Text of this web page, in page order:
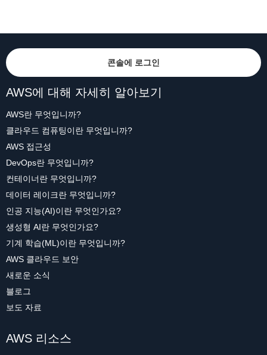
콘솔에 로그인
AWS에 대해 자세히 알아보기
AWS란 무엇입니까?
클라우드 컴퓨팅이란 무엇입니까?
AWS 접근성
DevOps란 무엇입니까?
컨테이너란 무엇입니까?
데이터 레이크란 무엇입니까?
인공 지능(AI)이란 무엇인가요?
생성형 AI란 무엇인가요?
기계 학습(ML)이란 무엇입니까?
AWS 클라우드 보안
새로운 소식
블로그
보도 자료
AWS 리소스